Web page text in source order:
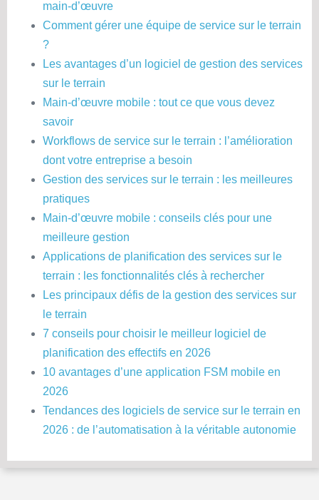
main-d’œuvre
Comment gérer une équipe de service sur le terrain
?
Les avantages d’un logiciel de gestion des services
sur le terrain
Main-d’œuvre mobile : tout ce que vous devez
savoir
Workflows de service sur le terrain : l’amélioration
dont votre entreprise a besoin
Gestion des services sur le terrain : les meilleures
pratiques
Main-d’œuvre mobile : conseils clés pour une
meilleure gestion
Applications de planification des services sur le
terrain : les fonctionnalités clés à rechercher
Les principaux défis de la gestion des services sur
le terrain
7 conseils pour choisir le meilleur logiciel de
planification des effectifs en 2026
10 avantages d’une application FSM mobile en
2026
Tendances des logiciels de service sur le terrain en
2026 : de l’automatisation à la véritable autonomie